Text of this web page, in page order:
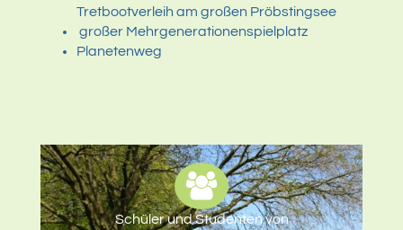
Tretbootverleih am großen Pröbstingsee
großer Mehrgenerationenspielplatz
Planetenweg
Schüler und Studenten von